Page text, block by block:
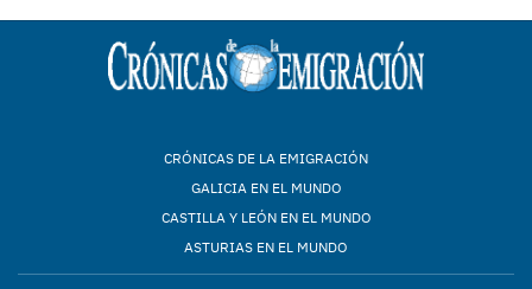
CRÓNICAS DE LA EMIGRACIÓN
GALICIA EN EL MUNDO
CASTILLA Y LEÓN EN EL MUNDO
ASTURIAS EN EL MUNDO